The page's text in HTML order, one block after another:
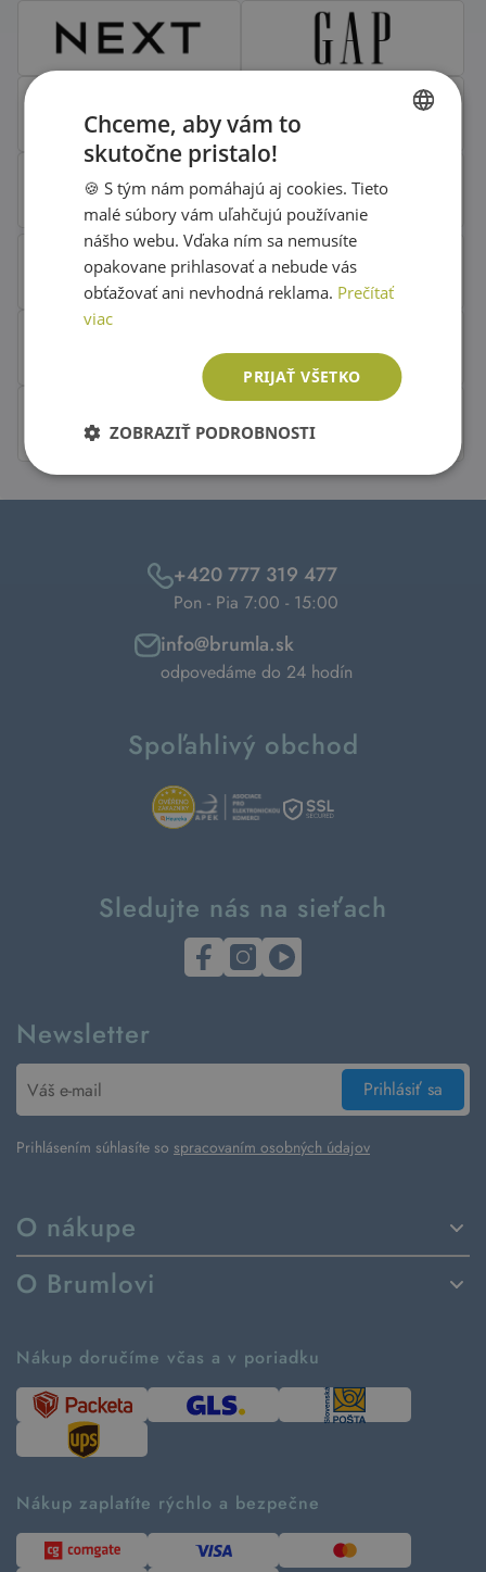
O nákupe
Spôsoby dodania a platby
Vrátenie tovaru a reklamácia
Návod ako nakupovať
Tabuľka veľkostí
Predávané značky
Kontakt
O Brumlovi
Ako tvoríme second hand
Časté otázky
Kde pomáhame
Udržateľnosť
Blog
Pre médiá
+420 777 319 477
Pon - Pia 7:00 - 15:00
info@brumla.sk
odpovedáme do 24 hodín
Spoľahlivý obchod
Sledujte nás na sieťach
Newsletter
Prihlásiť sa
Prihlásením súhlasíte so spracovaním osobných údajov
Nákup doručíme včas a v poriadku
Nákup zaplatíte rýchlo a bezpečne
ENGLISH
Chceme, aby vám to
skutočne pristalo!
🍪 S tým nám pomáhajú aj cookies. Tieto
malé súbory vám uľahčujú používanie
nášho webu. Vďaka ním sa nemusíte
opakovane prihlasovať a nebude vás
obťažovať ani nevhodná reklama. Prečítať
viac
PRIJAŤ VŠETKO
ZOBRAZIŤ PODROBNOSTI